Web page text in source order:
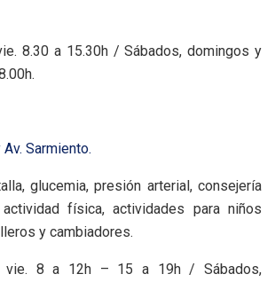
8.30 a 15.30h / Sábados, domingos y
Sarmiento.
glucemia, presión arterial, consejería
física, actividades para niños
y cambiadores.
vie. 8 a 12h – 15 a 19h / Sábados,